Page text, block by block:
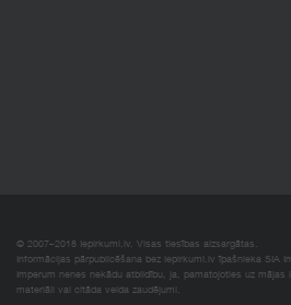
© 2007–2018 Iepirkumi.lv. Visas tiesības aizsargātas.
Informācijas pārpublicēšana bez iepirkumi.lv īpašnieka SIA
Imperum nenes nekādu atbildību, ja, pamatojoties uz mājas
materiāli vai citāda veida zaudējumi.